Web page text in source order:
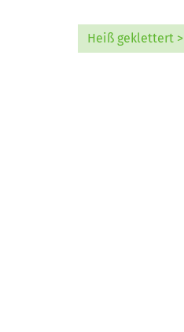
Heiß geklettert >